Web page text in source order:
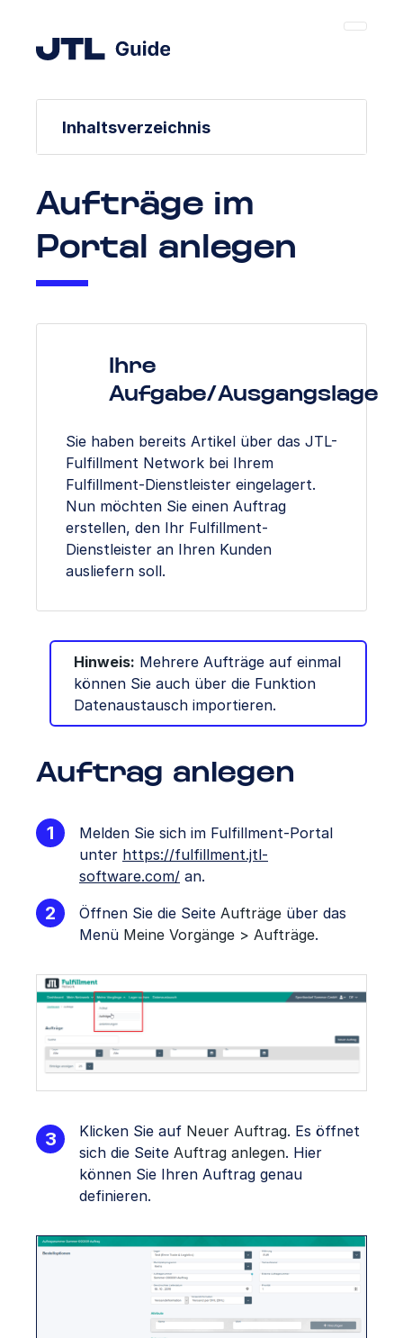
Inhaltsverzeichnis
Aufträge im
Portal anlegen
Ihre
Aufgabe/Ausgangslage
Sie haben bereits Artikel über das JTL-
Fulfillment Network bei Ihrem
Fulfillment-Dienstleister eingelagert.
Nun möchten Sie einen Auftrag
erstellen, den Ihr Fulfillment-
Dienstleister an Ihren Kunden
ausliefern soll.
Hinweis: Mehrere Aufträge auf einmal
können Sie auch über die Funktion
Datenaustausch importieren.
Auftrag anlegen
Melden Sie sich im Fulfillment-Portal
unter https://fulfillment.jtl-
software.com/ an.
Öffnen Sie die Seite Aufträge über das
Menü Meine Vorgänge > Aufträge.
Klicken Sie auf Neuer Auftrag. Es öffnet
sich die Seite Auftrag anlegen. Hier
können Sie Ihren Auftrag genau
definieren.